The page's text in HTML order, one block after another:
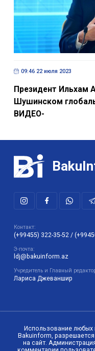
09:46 22 июля 2023
Президент Ильхам
Шушинском
ВИДЕО-
Контакт:
(+99455) 322-35-52 /
Э-почта:
ldj@bakuinform.az
Учредитель и Главный
Лариса Джеваншир
Использование
Bakuinform,
на сайт.